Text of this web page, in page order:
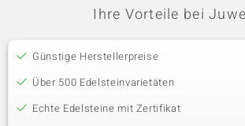
Ihre Vorteile bei
Günstige Herstellerpreise
Über 500 Edelsteinvarietäten
Echte Edelsteine mit Zertifikat